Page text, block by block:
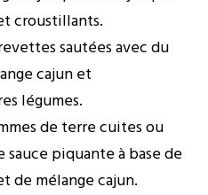
croustillants.
sautées avec du
cajun et
légumes.
de terre cuites ou
piquante à base de
de mélange cajun.